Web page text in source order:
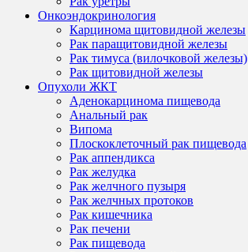
Онкоэндокринология
Карцинома щитовидной железы
Рак паращитовидной железы
Рак тимуса (вилочковой железы)
Рак щитовидной железы
Опухоли ЖКТ
Аденокарцинома пищевода
Анальный рак
Випома
Плоскоклеточный рак пищевода
Рак аппендикса
Рак желудка
Рак желчного пузыря
Рак желчных протоков
Рак кишечника
Рак печени
Рак пищевода